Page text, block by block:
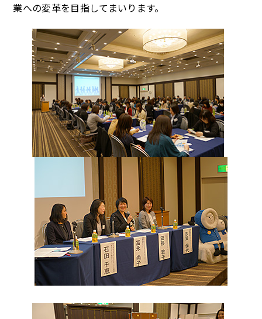
業への変革を目指してまいります。